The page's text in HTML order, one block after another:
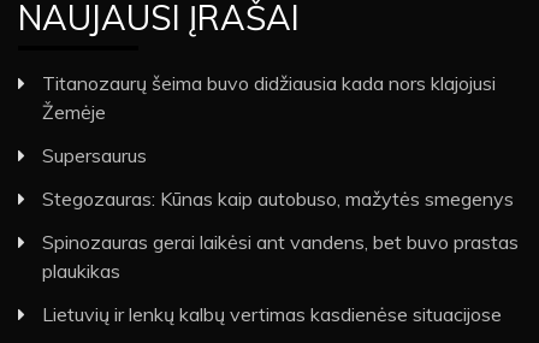
NAUJAUSI ĮRAŠAI
Titanozaurų šeima buvo didžiausia kada nors klajojusi
Žemėje
Supersaurus
Stegozauras: Kūnas kaip autobuso, mažytės smegenys
Spinozauras gerai laikėsi ant vandens, bet buvo prastas
plaukikas
Lietuvių ir lenkų kalbų vertimas kasdienėse situacijose